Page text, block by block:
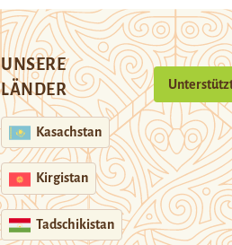
UNSERE
LÄNDER
Kasachstan
Kirgistan
Tadschikistan